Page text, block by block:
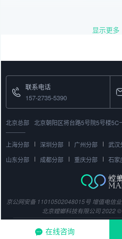
在线咨询
显示更多
联系电话
157-2735-5390
北京总部 北京朝阳区将台路5号院5号楼5C
上海分部 深圳分部 广州分部 武汉
山东分部
成都分部 重庆分部 石家
京公网安备 11010502048015号 增值电信
北京螳螂科技有限公司 2022